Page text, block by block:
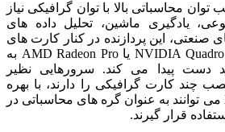
محاسباتی بالا با توان گرافیکی نیاز
یادگیری ماشین، تحلیل داده های
صنعتی، این پردازنده در کنار کارت های
گرافیکی حرفه ای مانند NVIDIA Quadro یا AMD Radeon Pro به
دست پیدا می کند. سرورهایی نظیر
چند کارت گرافیکی را دارند، با بهره
مندی از Xeon Gold 6130 می توانند به عنوان گره های محاسباتی در